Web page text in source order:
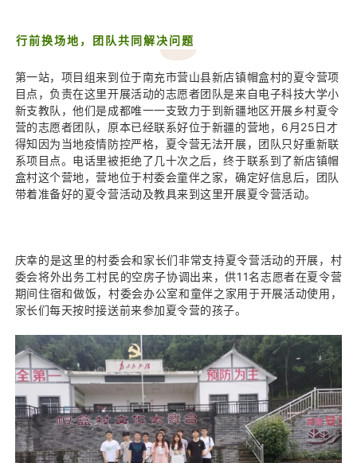
行前换场地，团队共同解决问题
第一站，项目组来到位于南充市营山县新店镇帽盒村的夏令营项
目点，负责在这里开展活动的志愿者团队是来自电子科技大学小
新支教队，他们是成都唯一一支致力于到新疆地区开展乡村夏令
营的志愿者团队，原本已经联系好位于新疆的营地， 6 月25日才
得知因为当地疫情防控严格，夏令营无法开展，团队只好重新联
系项目点。 电话里被拒绝了几十次之后，终于联系到了新店镇帽
盒村这个营地，营地位于村委会童伴之家，确定好信息后，团队
带着准备好的夏令营活动及教具来到这里开展夏令营活动。
庆幸的是这里的村委会和家长们非常支持夏令营活动的开展，村
委会将外出务工村民的空房子协调出来，供11名志愿者在夏令营
期间住宿和做饭，村委会办公室和童伴之家用于开展活动使用，
家长们每天按时接送前来参加夏令营的孩子。